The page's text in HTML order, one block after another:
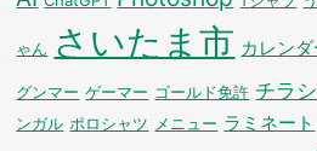
ゃん さいたま市 カレンダ
グンマー ゲーマー ゴールド免許 チラシ
ンガル ポロシャツ メニュー ラミネート